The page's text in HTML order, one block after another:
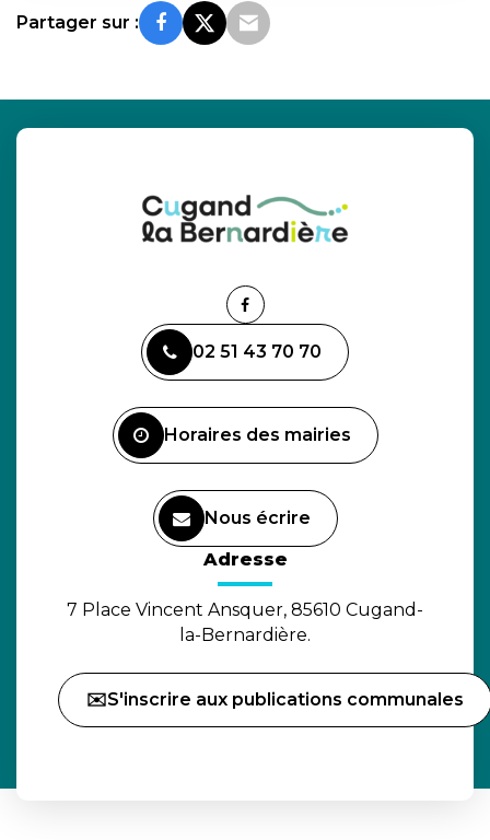
Partager sur :
Lien
le
compte
02 51 43 70 70
Horaires des mairies
Nous écrire
(ouverture dans un nouvel
Adresse
7 Place Vincent Ansquer, 85610 Cugand-
la-Bernardière.
✉️S'inscrire aux publications communales